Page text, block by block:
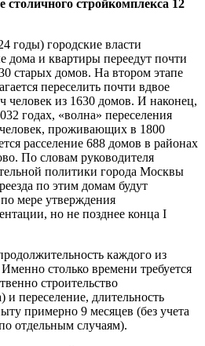
столичного стройкомплекса 12
годы) городские власти
дома и квартиры переедут почти
старых домов. На втором этапе
переселить почти вдвое
из 1630 домов. И наконец,
годах, «волна» переселения
человек, проживающих в 1800
расселение 688 домов в районах
По словам руководителя
политики города Москвы
по этим домам будут
мере утверждения
но не позднее конца I
каждого из
Именно столько времени требуется
строительство
и переселение, длительность
примерно 9 месяцев (без учета
отдельным случаям).